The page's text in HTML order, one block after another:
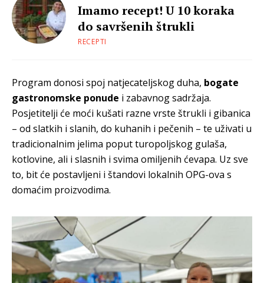
Imamo recept! U 10 koraka
do savršenih štrukli
RECEPTI
Program donosi spoj natjecateljskog duha, bogate
gastronomske ponude i zabavnog sadržaja.
Posjetitelji će moći kušati razne vrste štrukli i gibanica
– od slatkih i slanih, do kuhanih i pečenih – te uživati u
tradicionalnim jelima poput turopoljskog gulaša,
kotlovine, ali i slasnih i svima omiljenih ćevapa. Uz sve
to, bit će postavljeni i štandovi lokalnih OPG-ova s
domaćim proizvodima.